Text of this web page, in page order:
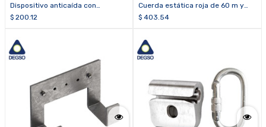
Dispositivo anticaída con
disipador de energía BACK2
$ 200.12
Cuerda estática roja de 60 m y
diámetro 10.5 mm ROPE4
$ 403.54